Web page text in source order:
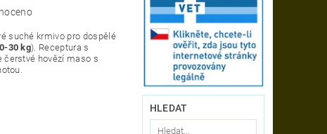
suché krmivo pro dospělé
30 kg). Receptura s
čerstvé hovězí maso s
HLEDAT